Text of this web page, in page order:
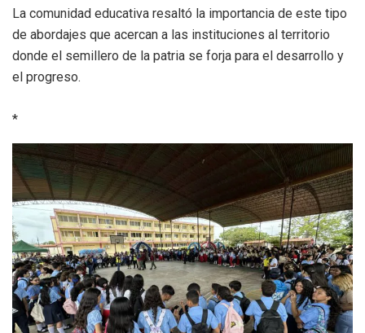
La comunidad educativa resaltó la importancia de este tipo
de abordajes que acercan a las instituciones al territorio
donde el semillero de la patria se forja para el desarrollo y
el progreso.
*